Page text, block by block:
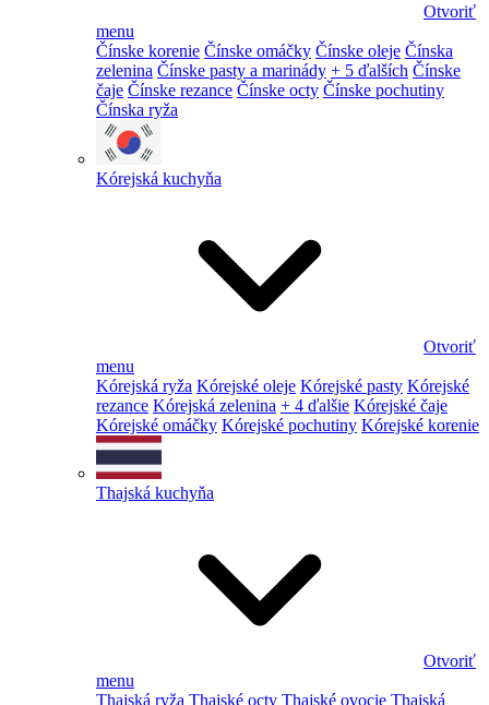
Otvoriť
menu
Čínske korenie Čínske omáčky Čínske oleje Čínska
zelenina Čínske pasty a marinády + 5 ďalších Čínske
čaje Čínske rezance Čínske octy Čínske pochutiny
Čínska ryža
Kórejská kuchyňa
Otvoriť
menu
Kórejská ryža Kórejské oleje Kórejské pasty Kórejské
rezance Kórejská zelenina + 4 ďalšie Kórejské čaje
Kórejské omáčky Kórejské pochutiny Kórejské korenie
Thajská kuchyňa
Otvoriť
menu
Thajská ryža Thajské octy Thajské ovocie Thajská